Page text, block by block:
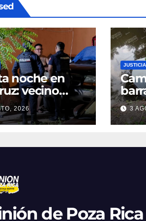
noche en
vecino
intento de
viralizar
por
2026
JUSTICIA
en
3
de Poza Rica